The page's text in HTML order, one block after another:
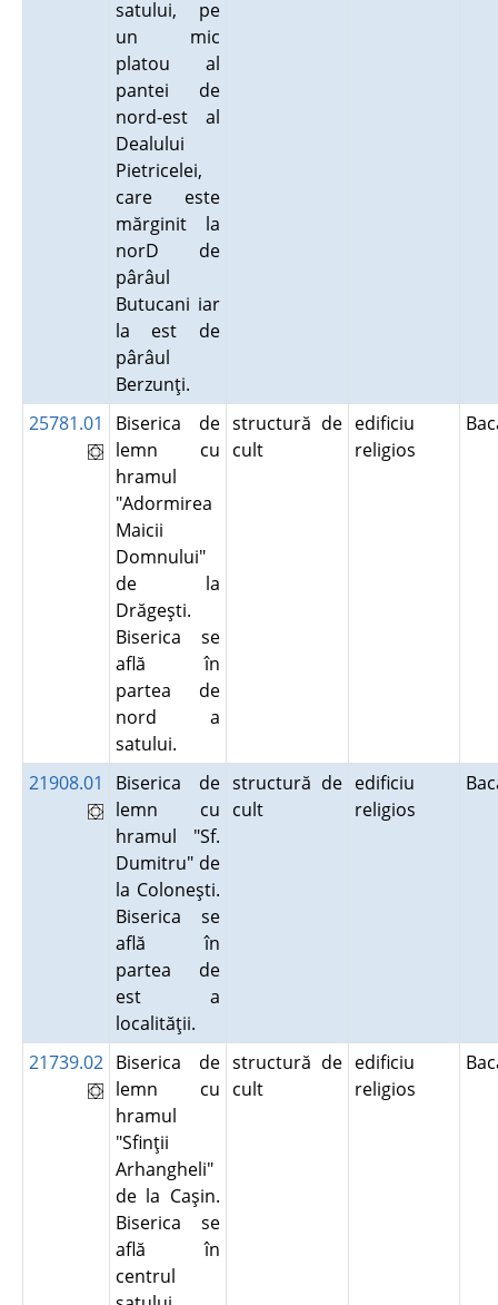
satului, pe
un mic
platou al
pantei de
nord-est al
Dealului
Pietricelei,
care este
mărginit la
norD de
pârâul
Butucani iar
la est de
pârâul
Berzunţi.
25781.01
Biserica de
lemn cu
hramul
"Adormirea
Maicii
Domnului"
de la
Drăgeşti.
Biserica se
află în
partea de
nord a
satului.
structură de
cult
edificiu
religios
21908.01
Biserica de
lemn cu
hramul "Sf.
Dumitru" de
la Coloneşti.
Biserica se
află în
partea de
est a
localităţii.
structură de
cult
edificiu
religios
21739.02 Biserica de
lemn cu
hramul
"Sfinţii
Arhangheli"
de la Caşin.
Biserica se
află în
centrul
structură de
cult
edificiu
religios